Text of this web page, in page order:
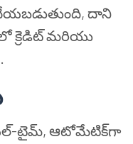
దాని
క్రెడిట్ మరియు
టైమ్, ఆటోమేటిక్‌గా